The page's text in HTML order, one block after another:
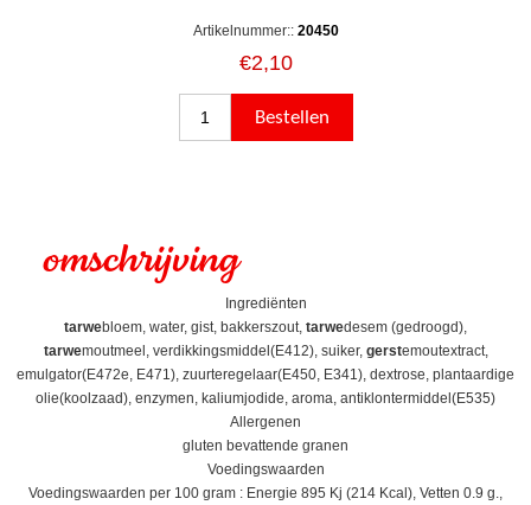
Artikelnummer:: 20450
€2,10
omschrijving
Ingrediënten
tarwebloem, water, gist, bakkerszout, tarwedesem (gedroogd),
tarwemoutmeel, verdikkingsmiddel(E412), suiker, gerstemoutextract,
emulgator(E472e, E471), zuurteregelaar(E450, E341), dextrose, plantaardige
olie(koolzaad), enzymen, kaliumjodide, aroma, antiklontermiddel(E535)
Allergenen
gluten bevattende granen
Voedingswaarden
Voedingswaarden per 100 gram : Energie 895 Kj (214 Kcal), Vetten 0.9 g.,